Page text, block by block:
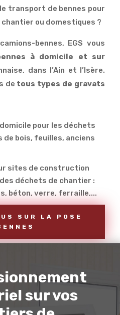
transport de bennes pour
ou domestiques ?
bennes, EGS vous
à domicile et sur
dans l’Ain et l’Isère.
de tous types de gravats
pour les déchets
de bois, feuilles, anciens
sites de construction
déchets de chantier :
béton, verre, ferraille,...
SUR LA POSE
sur vos